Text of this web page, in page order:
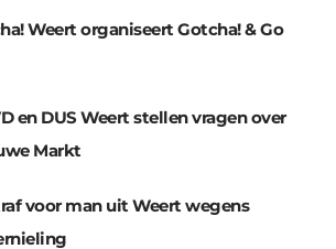
Weert organiseert Gotcha! & Go
en DUS Weert stellen vragen over
Markt
voor man uit Weert wegens